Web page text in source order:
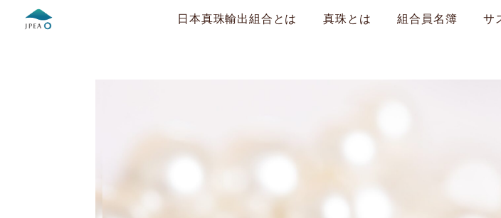
日本真珠輸出組合とは 真珠とは 組合員名簿 サ